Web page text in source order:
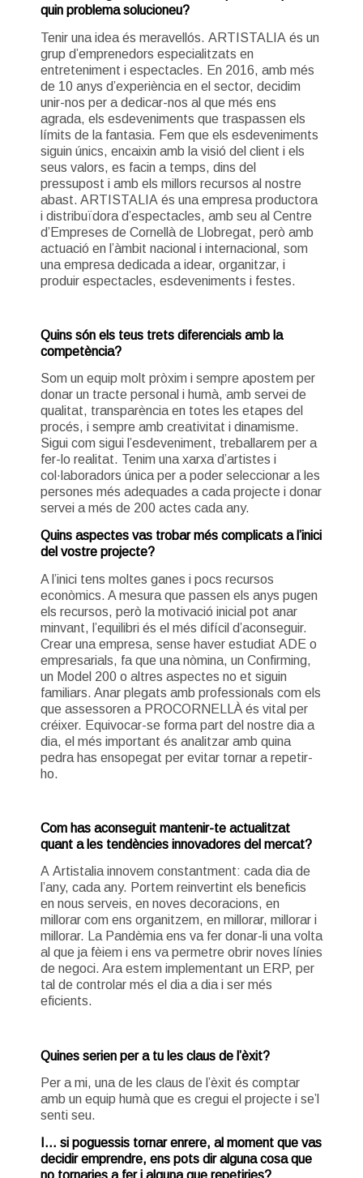
quin problema solucioneu?
Tenir una idea és meravellós. ARTISTALIA és un
grup d’emprenedors especialitzats en
entreteniment i espectacles. En 2016, amb més
de 10 anys d’experiència en el sector, decidim
unir-nos per a dedicar-nos al que més ens
agrada, els esdeveniments que traspassen els
límits de la fantasia. Fem que els esdeveniments
siguin únics, encaixin amb la visió del client i els
seus valors, es facin a temps, dins del
pressupost i amb els millors recursos al nostre
abast. ARTISTALIA és una empresa productora
i distribuïdora d’espectacles, amb seu al Centre
d’Empreses de Cornellà de Llobregat, però amb
actuació en l’àmbit nacional i internacional, som
una empresa dedicada a idear, organitzar, i
produir espectacles, esdeveniments i festes.
Quins són els teus trets diferencials amb la
competència?
Som un equip molt pròxim i sempre apostem per
donar un tracte personal i humà, amb servei de
qualitat, transparència en totes les etapes del
procés, i sempre amb creativitat i dinamisme.
Sigui com sigui l’esdeveniment, treballarem per a
fer-lo realitat. Tenim una xarxa d’artistes i
col·laboradors única per a poder seleccionar a les
persones més adequades a cada projecte i donar
servei a més de 200 actes cada any.
Quins aspectes vas trobar més complicats a l’inici
del vostre projecte?
A l’inici tens moltes ganes i pocs recursos
econòmics. A mesura que passen els anys pugen
els recursos, però la motivació inicial pot anar
minvant, l’equilibri és el més difícil d’aconseguir.
Crear una empresa, sense haver estudiat ADE o
empresarials, fa que una nòmina, un Confirming,
un Model 200 o altres aspectes no et siguin
familiars. Anar plegats amb professionals com els
que assessoren a PROCORNELLÀ és vital per
créixer. Equivocar-se forma part del nostre dia a
dia, el més important és analitzar amb quina
pedra has ensopegat per evitar tornar a repetir-
ho.
Com has aconseguit mantenir-te actualitzat
quant a les tendències innovadores del mercat?
A Artistalia innovem constantment: cada dia de
l’any, cada any. Portem reinvertint els beneficis
en nous serveis, en noves decoracions, en
millorar com ens organitzem, en millorar, millorar i
millorar. La Pandèmia ens va fer donar-li una volta
al que ja fèiem i ens va permetre obrir noves línies
de negoci. Ara estem implementant un ERP, per
tal de controlar més el dia a dia i ser més
eficients.
Quines serien per a tu les claus de l’èxit?
Per a mi, una de les claus de l’èxit és comptar
amb un equip humà que es cregui el projecte i se’l
senti seu.
I… si poguessis tornar enrere, al moment que vas
decidir emprendre, ens pots dir alguna cosa que
no tornaries a fer i alguna que repetiries?